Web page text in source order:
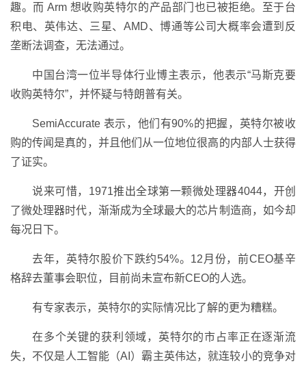
趣。而 Arm 想收购英特尔的产品部门也已被拒绝。至于台
积电、英伟达、三星、AMD、博通等公司大概率会遭到反
垄断法调查，无法通过。
中国台湾一位半导体行业博主表示，他表示“马斯克要
收购英特尔”，并怀疑与特朗普有关。
SemiAccurate 表示，他们有90%的把握，英特尔被收
购的传闻是真的，并且他们从一位地位很高的内部人士获得
了证实。
说来可惜，1971推出全球第一颗微处理器4044，开创
了微处理器时代，渐渐成为全球最大的芯片制造商，如今却
每况日下。
去年，英特尔股价下跌约54%。12月份，前CEO基辛
格辞去董事会职位，目前尚未宣布新CEO的人选。
有专家表示，英特尔的实际情况比了解的更为糟糕。
在多个关键的获利领域，英特尔的市占率正在逐渐流
失，不仅是人工智能（AI）霸主英伟达，就连较小的竞争对